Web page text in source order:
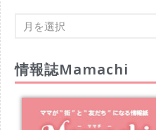
情報誌Mamachi